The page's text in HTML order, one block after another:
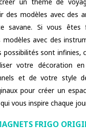
des modèles avec des
savane. Si vous êtes
modèles avec des
possibilités sont infinies,
votre décoration
et de votre style
pour créer un
vous inspire chaque
FRIGO